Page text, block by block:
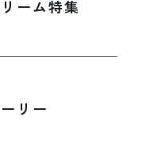
ーム特集
リー